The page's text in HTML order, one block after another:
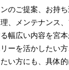
のご提案、お持
、メンテナンス
幅広い内容を宮本
ーを活かしたい
い方にも、具体